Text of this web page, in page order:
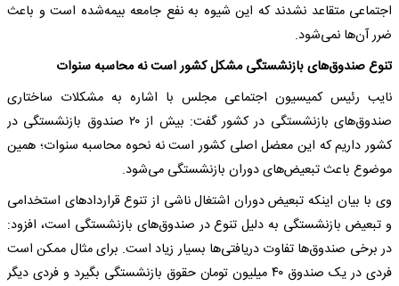
اجتماعی متقاعد نشدند که این شیوه به نفع جامعه بیمه‌شده است و باعث
ضرر آن‌ها نمی‌شود.
تنوع صندوق‌های بازنشستگی مشکل کشور است نه محاسبه سنوات
نایب‌ رئیس کمیسیون اجتماعی مجلس با اشاره به مشکلات ساختاری
صندوق‌های بازنشستگی در کشور گفت: بیش از ۲۰ صندوق بازنشستگی در
کشور داریم که این معضل اصلی کشور است نه نحوه محاسبه سنوات؛ همین
موضوع باعث تبعیض‌های دوران بازنشستگی می‌شود.
وی با بیان اینکه تبعیض دوران اشتغال ناشی از تنوع قراردادهای استخدامی
و تبعیض بازنشستگی به دلیل تنوع در صندوق‌های بازنشستگی است، افزود:
در برخی صندوق‌ها تفاوت دریافتی‌ها بسیار زیاد است. برای مثال ممکن است
فردی در یک صندوق ۴۰ میلیون تومان حقوق بازنشستگی بگیرد و فردی دیگر